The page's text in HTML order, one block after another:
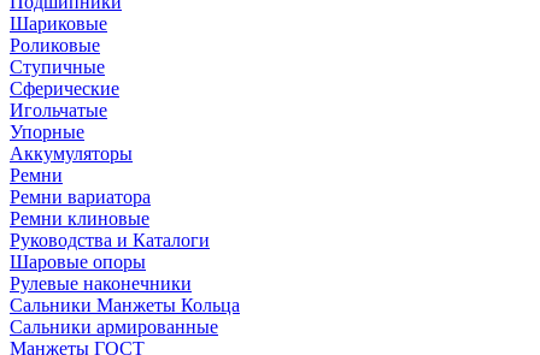
Шариковые
Роликовые
Ступичные
Сферические
Игольчатые
Упорные
Аккумуляторы
Ремни
Ремни вариатора
Ремни клиновые
Руководства и Каталоги
Шаровые опоры
Рулевые наконечники
Сальники Манжеты Кольца
Сальники армированные
Манжеты ГОСТ